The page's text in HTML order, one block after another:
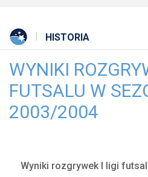
HISTORIA
WYNIKI
FUTSALU W
2003/2004
Wyniki rozgrywek I ligi